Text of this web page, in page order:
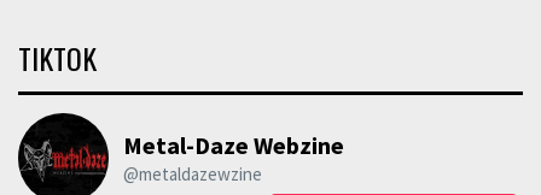
TIKTOK
Metal-Daze Webzine
@metaldazewzine